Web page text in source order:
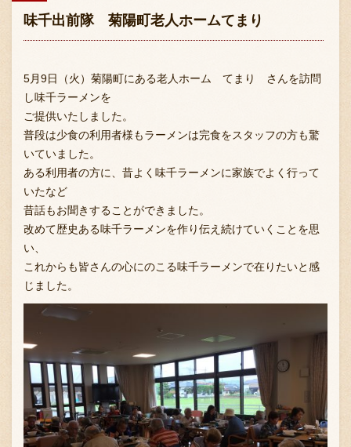
味千出前隊 菊陽町老人ホームてまり
5月9日（火）菊陽町にある老人ホーム てまり さんを訪問
し味千ラーメンを
ご提供いたしました。
普段は少食の利用者様もラーメンは完食をスタッフの方も驚
いていました。
ある利用者の方に、昔よく味千ラーメンに家族でよく行って
いたなど
昔話もお聞きすることができました。
改めて歴史ある味千ラーメンを作り伝え続けていくことを思
い、
これからも皆さんの心にのこる味千ラーメンで在りたいと感
じました。